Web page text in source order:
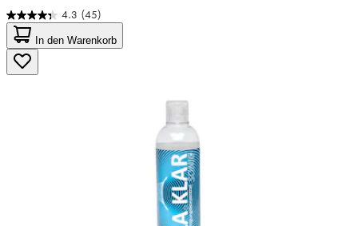
4.3 (45)
4.3
von
5
Sternen.
45
In den Warenkorb